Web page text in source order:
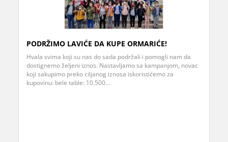
PODRŽIMO LAVIĆE DA KUPE ORMARIĆE!
Hvala svima koji su nas do sada podržali i pomogli nam da
dostignemo željeni iznos. Nastavljamo sa kampanjom, novac
koji sakupimo preko ciljanog iznosa iskoristićemo za
kupovinu: bele table: 10.500...